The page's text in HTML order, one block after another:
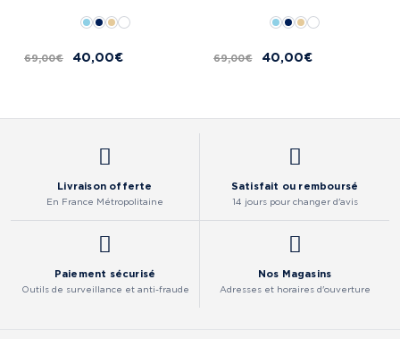
69,00 € 40,00 € 69,00 € 40,00 €
Livraison offerte
En France Métropolitaine
Satisfait ou remboursé
14 jours pour changer d'avis
Paiement sécurisé
Outils de surveillance et anti-fraude
Nos Magasins
Adresses et horaires d'ouverture